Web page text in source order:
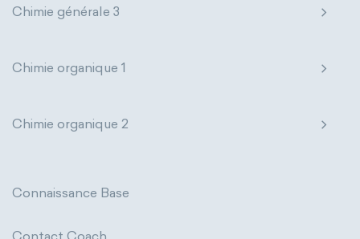
Chimie générale 3
Chimie organique 1
Chimie organique 2
Connaissance Base